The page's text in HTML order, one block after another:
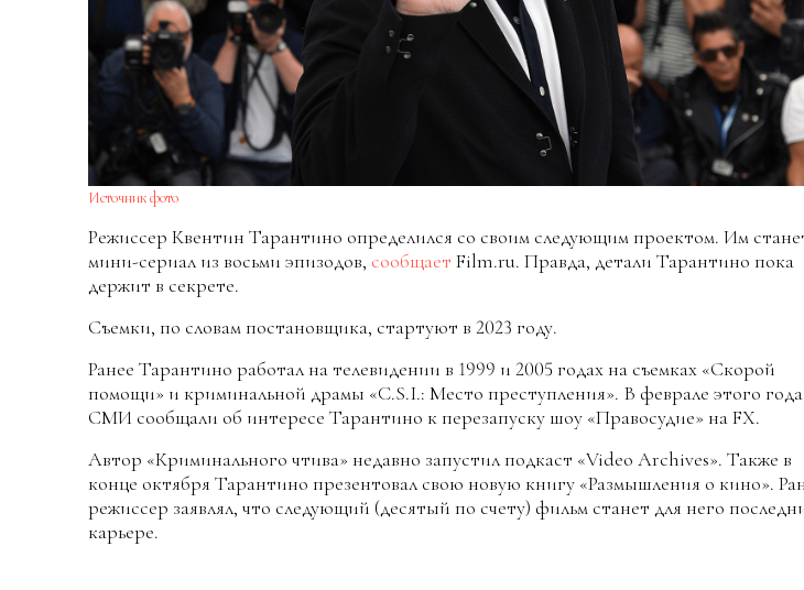
Источник фото
Режиссер Квентин Тарантино определился со своим следующим проектом. Им
мини-сериал из восьми эпизодов, сообщает Film.ru. Правда, детали Тарантино пока
держит в секрете.
Съемки, по словам постановщика, стартуют в 2023 году.
Ранее Тарантино работал на телевидении в 1999 и 2005 годах на съемках «Скорой
помощи» и криминальной драмы «C.S.I.: Место преступления». В феврале этого года
СМИ сообщали об интересе Тарантино к перезапуску шоу «Правосудие» на FX.
Автор «Криминального чтива» недавно запустил подкаст «Video Archives». Также в
конце октября Тарантино презентовал свою новую книгу «Размышления о кино».
режиссер заявлял, что следующий (десятый по счету) фильм станет для него
карьере.